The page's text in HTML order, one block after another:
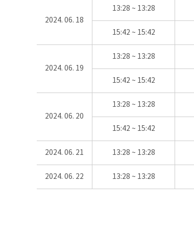
2024. 06. 18
13:28 ~ 13:28
15:42 ~ 15:42
2024. 06. 19
13:28 ~ 13:28
15:42 ~ 15:42
2024. 06. 20
13:28 ~ 13:28
15:42 ~ 15:42
2024. 06. 21 13:28 ~ 13:28
2024. 06. 22 13:28 ~ 13:28